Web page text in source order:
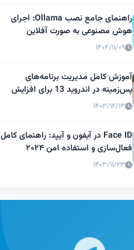
راهنمای جامع نصب Ollama: اجرای
هوش مصنوعی به صورت آفلاین
۱۴۰۴/۱۱/۰۹
آموزش کامل مدیریت برنامه‌های
پس‌زمینه در اندروید 13 برای افزایش
عمر باتری
۱۴۰۳/۱۲/۱۳
Face ID در آیفون و آیپد: راهنمای کامل
فعال‌سازی و استفاده امن ۲۰۲۴
۱۴۰۳/۱۱/۲۳